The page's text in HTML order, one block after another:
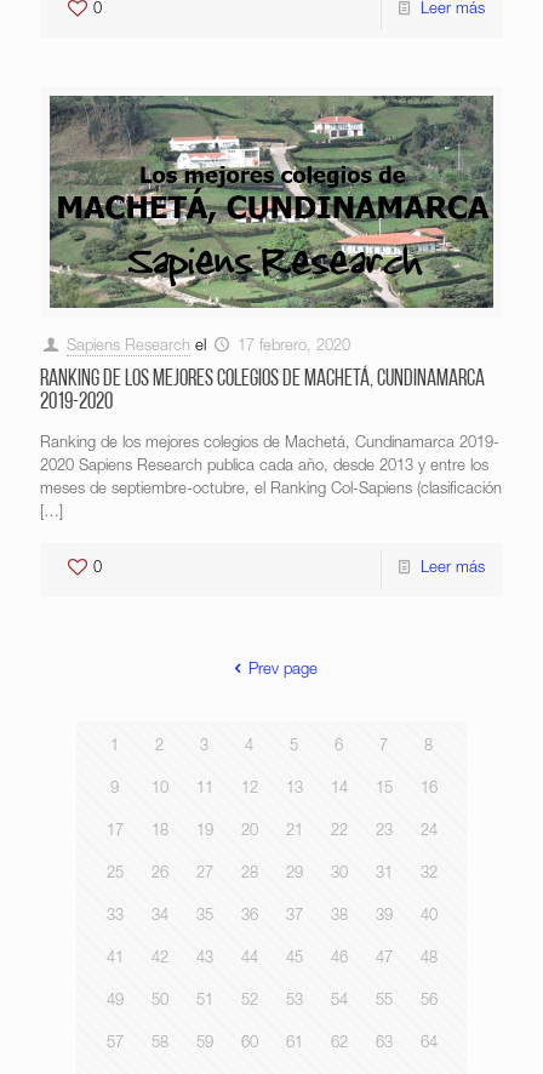
0 Leer más
Sapiens Research el 17 febrero, 2020
Ranking de los mejores colegios de Machetá, Cundinamarca
2019-2020
Ranking de los mejores colegios de Machetá, Cundinamarca 2019-
2020 Sapiens Research publica cada año, desde 2013 y entre los
meses de septiembre-octubre, el Ranking Col-Sapiens (clasificación
[…]
0 Leer más
Prev page
1 2 3 4 5 6 7 8
9 10 11 12 13 14 15 16
17 18 19 20 21 22 23 24
25 26 27 28 29 30 31 32
33 34 35 36 37 38 39 40
41 42 43 44 45 46 47 48
49 50 51 52 53 54 55 56
57 58 59 60 61 62 63 64